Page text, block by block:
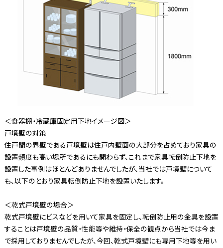
＜食器棚・冷蔵庫固定用下地イメージ図＞
戸境壁の対策
住戸間の界壁である戸境壁は住戸内壁面の大部分を占めており家具の
設置頻度も高い場所であるにも関わらず、これまで家具転倒防止下地を
設置した事例はほとんどありませんでしたが、当社では戸境壁について
も、以下のとおり家具転倒防止下地を設置いたします。
＜乾式戸境壁の場合＞
乾式戸境壁にビスなどを用いて家具を固定し、転倒防止用の金具を設置
することは戸境壁の品質・性能等や維持・保全の観点から当社では今ま
で採用しておりませんでしたが、今回、乾式戸境壁にも専用下地等を用い